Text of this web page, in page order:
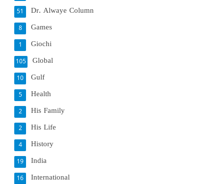
Dr. Alwaye Column
51
Games
8
Giochi
1
Global
105
Gulf
10
Health
5
His Family
2
His Life
2
History
4
India
19
International
16